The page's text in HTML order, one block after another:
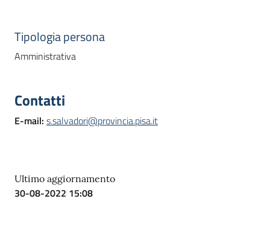
Tipologia persona
Amministrativa
Contatti
E-mail: s.salvadori@provincia.pisa.it
Ultimo aggiornamento
30-08-2022 15:08